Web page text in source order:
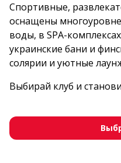
Спортивные,
оснащены
воды, в SPA-
украинские бани и
солярии и уютные
Выбирай клуб и